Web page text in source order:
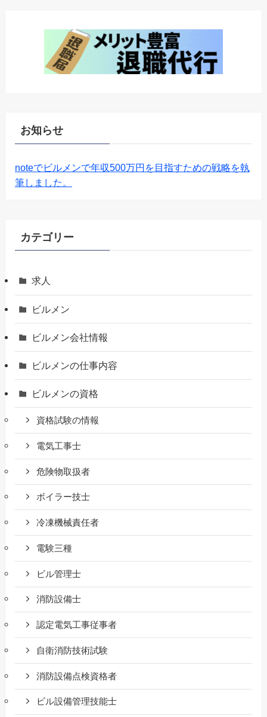
お知らせ
noteでビルメンで年収500万円を目指すための戦略を執
筆しました。
カテゴリー
求人
ビルメン
ビルメン会社情報
ビルメンの仕事内容
ビルメンの資格
資格試験の情報
電気工事士
危険物取扱者
ボイラー技士
冷凍機械責任者
電験三種
ビル管理士
消防設備士
認定電気工事従事者
自衛消防技術試験
消防設備点検資格者
ビル設備管理技能士